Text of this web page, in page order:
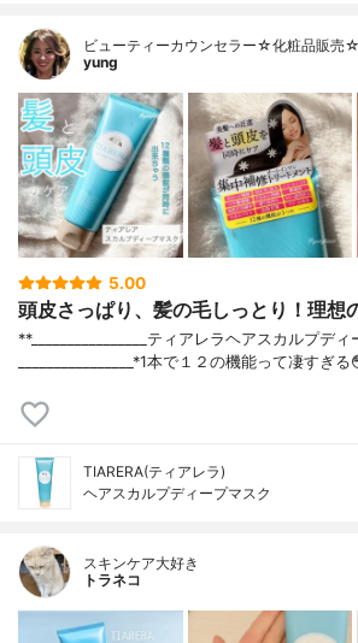
ビューティーカウンセラー☆化粧品販売
yung
5.00
頭皮さっぱり、髪の毛しっとり！理想
**⁡________________⁡ティアレラ⁡ヘアスカルプディ
⁡________________⁡⁡⁡⁡⁡*1本で１２の機能って凄すぎ
TIARERA(ティアレラ)
ヘアスカルプディープマスク
スキンケア大好き
トラネコ